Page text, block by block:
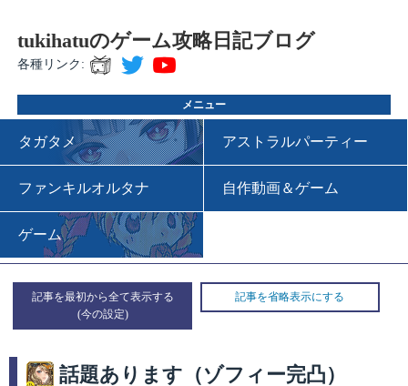
tukihatuのゲーム攻略日記ブログ
各種リンク:
メニュー
タガタメ アストラルパーティー
ファンキルオルタナ 自作動画＆ゲーム
ゲーム
記事を最初から全て表示する 記事を省略表示にする
話題あります（ゾフィー完凸）